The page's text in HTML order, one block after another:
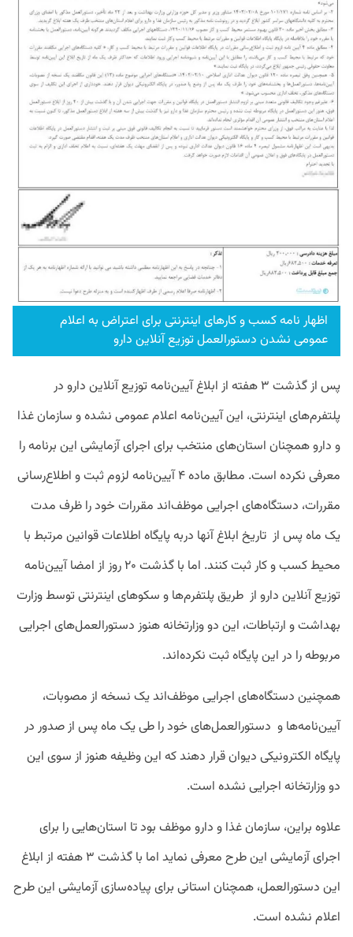
اظهار نامه کسب و کارهای اینترنتی برای اعتراض به اعلام
عمومی نشدن دستورالعمل توزیع آنلاین دارو
پس از گذشت ۳ هفته از ابلاغ آیین‌نامه توزیع آنلاین دارو در
پلتفرم‌های اینترنتی، این آیین‌نامه اعلام عمومی نشده و سازمان غذا
و دارو همچنان استان‌های منتخب برای اجرای آزمایشی این برنامه را
معرفی نکرده است. مطابق ماده ۴ آیین‌نامه لزوم ثبت و اطلاع‌رسانی
مقررات‌، دستگاه‌های اجرایی موظف‌اند مقررات خود را ظرف مدت
یک ماه پس از تاریخ ابلاغ آنها دربه پایگاه اطلاعات قوانین مرتبط با
محیط کسب و کار ثبت کنند. اما با گذشت ۲۰ روز از امضا آیین‌نامه
توزیع آنلاین دارو از طریق پلتفرم‌ها و سکوهای اینترنتی توسط وزارت
بهداشت و ارتباطات، این دو وزارتخانه هنوز دستورالعمل‌های اجرایی
مربوطه را در این پایگاه ثبت نکرده‌اند.
همچنین دستگاه‌های اجرایی موظف‌اند یک نسخه از مصوبات،
آیین‌نامه‌ها و دستورالعمل‌های خود را طی یک ماه پس از صدور در
پایگاه الکترونیکی دیوان قرار دهند که این وظیفه هنوز از سوی این
دو وزارتخانه اجرایی نشده است.
علاوه براین، سازمان غذا و دارو موظف بود تا استان‌هایی را برای
اجرای آزمایشی این طرح معرفی نماید اما با گذشت ۳ هفته از ابلاغ
این دستورالعمل، همچنان استانی برای پیاده‌سازی آزمایشی این طرح
اعلام نشده است.